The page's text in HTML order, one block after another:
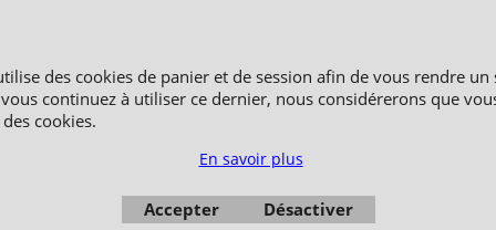
Paiement sécurisé via Systempay CAISSE D’ÉPARGNE et PAYPAL
en HT et en TTC (hors frais de port) dont TVA 5.5 % et 20,0 % incluses,
Photos non contractuelles - Reproduction interdite
des cookies de panier et de session afin de vous rendre un
continuez à utiliser ce dernier, nous considérerons que
cookies.
En savoir plus
Accepter Désactiver